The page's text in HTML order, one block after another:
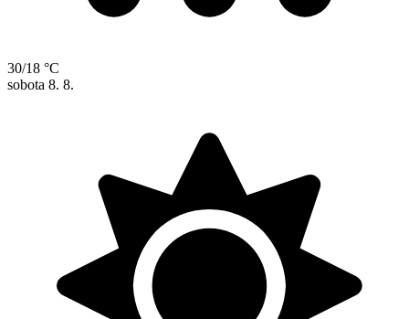
30/18 °C
sobota 8. 8.